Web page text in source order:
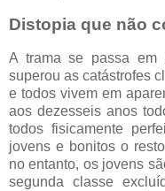
Distopia que não
A trama se passa em
superou as catástrofes
e todos vivem em
aos dezesseis anos
todos fisicamente
jovens e bonitos o
no entanto, os jovens
segunda classe